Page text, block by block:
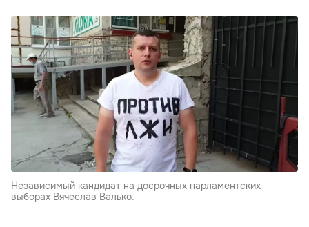
Независимый кандидат на досрочных парламентских
выборах Вячеслав Валько.